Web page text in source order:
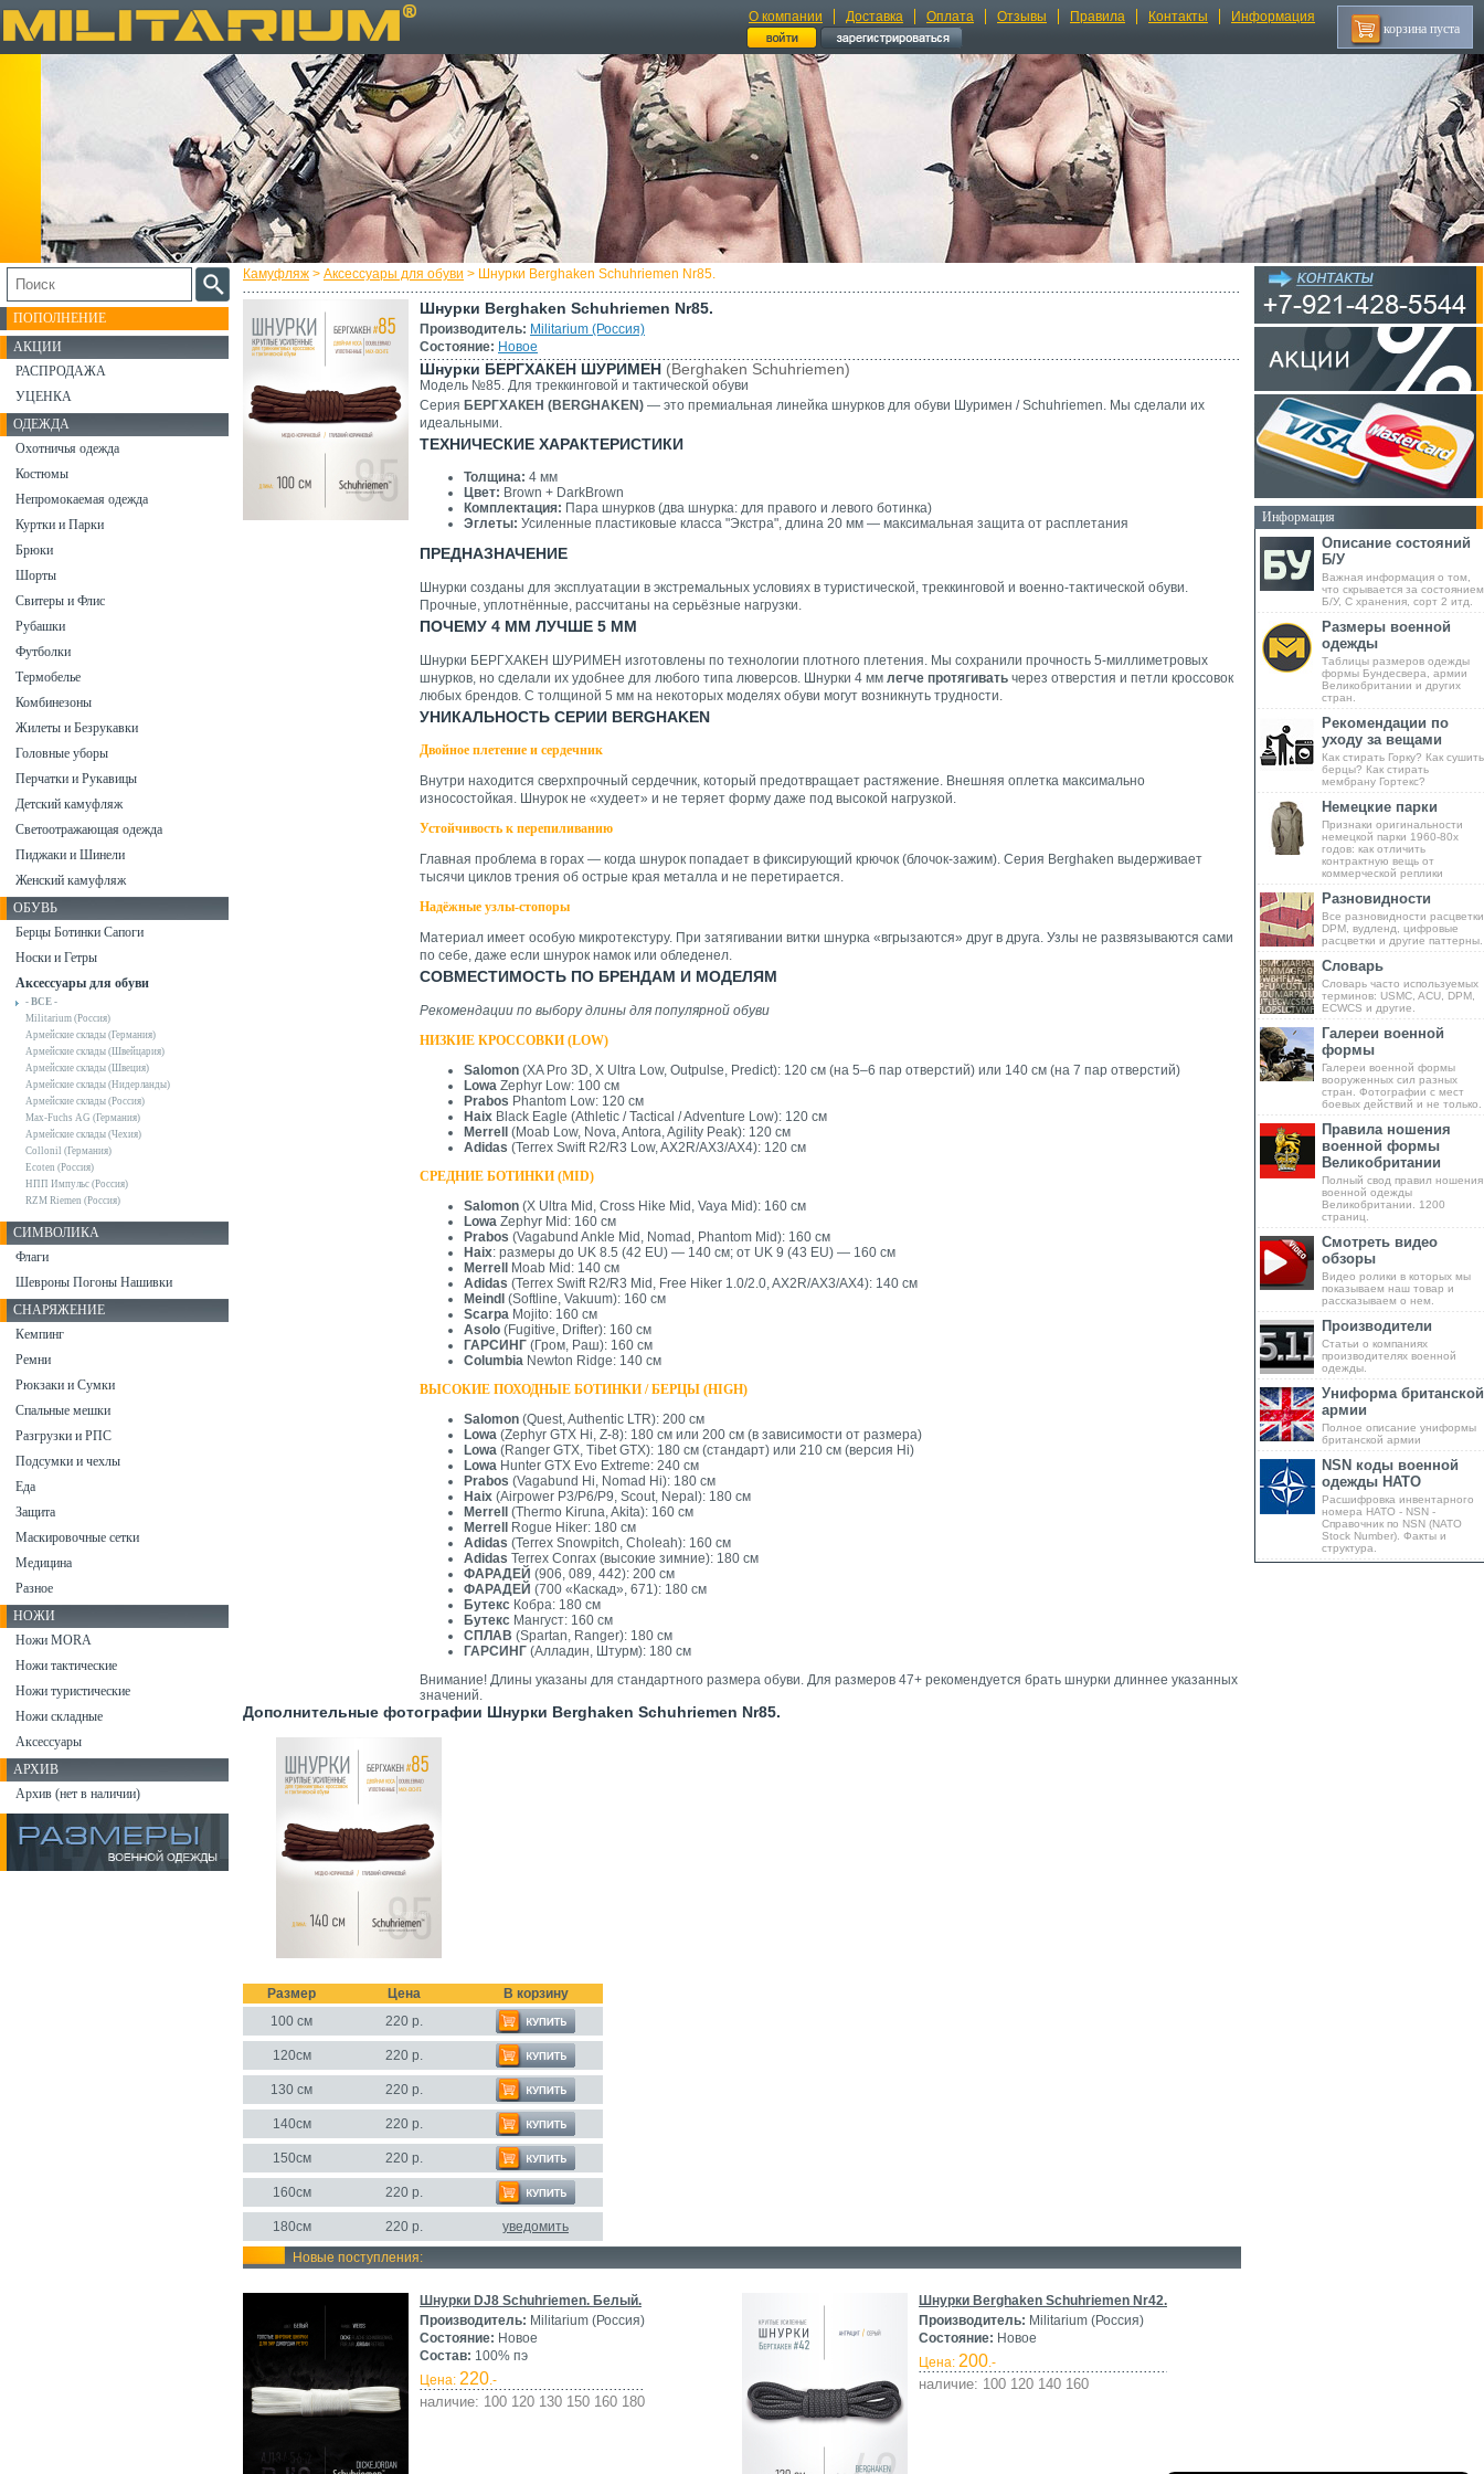
О компании Доставка Оплата Отзывы Правила Контакты Информация
корзина пуста
Камуфляж > Аксессуары для обуви > Шнурки Berghaken Schuhriemen Nr85.
Шнурки Berghaken Schuhriemen Nr85.
Производитель: Militarium (Россия)
Состояние: Новое
Шнурки БЕРГХАКЕН ШУРИМЕН (Berghaken Schuhriemen)
Модель №85. Для треккинговой и тактической обуви
Серия БЕРГХАКЕН (BERGHAKEN) — это премиальная линейка шнурков для обуви Шуримен / Schuhriemen. Мы сделали их
идеальными.
ТЕХНИЧЕСКИЕ ХАРАКТЕРИСТИКИ
Толщина: 4 мм
Цвет: Brown + DarkBrown
Комплектация: Пара шнурков (два шнурка: для правого и левого ботинка)
Эглеты: Усиленные пластиковые класса "Экстра", длина 20 мм — максимальная защита от расплетания
ПРЕДНАЗНАЧЕНИЕ
Шнурки созданы для эксплуатации в экстремальных условиях в туристической, треккинговой и военно-тактической обуви.
Прочные, уплотнённые, рассчитаны на серьёзные нагрузки.
ПОЧЕМУ 4 ММ ЛУЧШЕ 5 ММ
Шнурки БЕРГХАКЕН ШУРИМЕН изготовлены по технологии плотного плетения. Мы сохранили прочность 5-миллиметровых
шнурков, но сделали их удобнее для любого типа люверсов. Шнурки 4 мм легче протягивать через отверстия и петли кроссовок
любых брендов. С толщиной 5 мм на некоторых моделях обуви могут возникнуть трудности.
УНИКАЛЬНОСТЬ СЕРИИ BERGHAKEN
Двойное плетение и сердечник
Внутри находится сверхпрочный сердечник, который предотвращает растяжение. Внешняя оплетка максимально
износостойкая. Шнурок не «худеет» и не теряет форму даже под высокой нагрузкой.
Устойчивость к перепиливанию
Главная проблема в горах — когда шнурок попадает в фиксирующий крючок (блочок-зажим). Серия Berghaken выдерживает
тысячи циклов трения об острые края металла и не перетирается.
Надёжные узлы-стопоры
Материал имеет особую микротекстуру. При затягивании витки шнурка «вгрызаются» друг в друга. Узлы не развязываются сами
по себе, даже если шнурок намок или обледенел.
СОВМЕСТИМОСТЬ ПО БРЕНДАМ И МОДЕЛЯМ
Рекомендации по выбору длины для популярной обуви
НИЗКИЕ КРОССОВКИ (LOW)
Salomon (XA Pro 3D, X Ultra Low, Outpulse, Predict): 120 см (на 5–6 пар отверстий) или 140 см (на 7 пар отверстий)
Lowa Zephyr Low: 100 см
Prabos Phantom Low: 120 см
Haix Black Eagle (Athletic / Tactical / Adventure Low): 120 см
Merrell
(Moab Low, Nova, Antora, Agility Peak): 120 см
Adidas (Terrex Swift R2/R3 Low, AX2R/AX3/AX4): 120 см
СРЕДНИЕ БОТИНКИ (MID)
Salomon (X Ultra Mid, Cross Hike Mid, Vaya Mid): 160 см
Lowa Zephyr Mid: 160 см
Prabos (Vagabund Ankle Mid, Nomad, Phantom Mid): 160 см
Haix: размеры до UK 8.5 (42 EU) — 140 см; от UK 9 (43 EU) — 160 см
Merrell
Moab Mid: 140 см
Adidas (Terrex Swift R2/R3 Mid, Free Hiker 1.0/2.0, AX2R/AX3/AX4): 140 см
Meindl (Softline, Vakuum): 160 см
Scarpa Mojito: 160 см
Asolo (Fugitive, Drifter): 160 см
ГАРСИНГ (Гром, Раш): 160 см
Columbia Newton Ridge: 140 см
ВЫСОКИЕ ПОХОДНЫЕ БОТИНКИ / БЕРЦЫ (HIGH)
Salomon (Quest, Authentic LTR): 200 см
Lowa (Zephyr GTX Hi, Z-8): 180 см или 200 см (в зависимости от размера)
Lowa (Ranger GTX, Tibet GTX): 180 см (стандарт) или 210 см (версия Hi)
Lowa Hunter GTX Evo Extreme: 240 см
Prabos (Vagabund Hi, Nomad Hi): 180 см
Haix (Airpower P3/P6/P9, Scout, Nepal): 180 см
Merrell
(Thermo Kiruna, Akita): 160 см
Merrell
Rogue Hiker: 180 см
Adidas (Terrex Snowpitch, Choleah): 160 см
Adidas Terrex Conrax (высокие зимние): 180 см
ФАРАДЕЙ (906, 089, 442): 200 см
ФАРАДЕЙ (700 «Каскад», 671): 180 см
Бутекс Кобра: 180 см
Бутекс Мангуст: 160 см
СПЛАВ (Spartan, Ranger): 180 см
ГАРСИНГ (Алладин, Штурм): 180 см
Внимание! Длины указаны для стандартного размера обуви. Для размеров 47+ рекомендуется брать шнурки длиннее указанных
значений.
Дополнительные фотографии Шнурки Berghaken Schuhriemen Nr85.
Размер Цена
В корзину
100 см
220 р.
120см 220 р.
130 см 220 р.
140см 220 р.
150см 220 р.
160см 220 р.
180см 220 р.
уведомить
Новые поступления:
Шнурки DJ8 Schuhriemen. Белый.
Производитель: Militarium (Россия)
Состояние: Новое
Состав: 100% пэ
Цена: 220.-
наличие: 100 120 130 150 160 180
Шнурки Berghaken Schuhriemen Nr42.
Производитель: Militarium (Россия)
Состояние: Новое
Цена: 200.-
наличие: 100 120 140 160
ПОПОЛНЕНИЕ
АКЦИИ
РАСПРОДАЖА
УЦЕНКА
ОДЕЖДА
Охотничья одежда
Костюмы
Непромокаемая одежда
Куртки и Парки
Брюки
Шорты
Свитеры и Флис
Рубашки
Футболки
Термобелье
Комбинезоны
Жилеты и Безрукавки
Головные уборы
Перчатки и Рукавицы
Детский камуфляж
Светоотражающая одежда
Пиджаки и Шинели
Женский камуфляж
ОБУВЬ
Берцы Ботинки Сапоги
Носки и Гетры
Аксессуары для обуви
- ВСЕ -
Militarium (Россия)
Армейские склады (Германия)
Армейские склады (Швейцария)
Армейские склады (Швеция)
Армейские склады (Нидерланды)
Армейские склады (Россия)
Max-Fuchs AG (Германия)
Армейские склады (Чехия)
Collonil (Германия)
Ecoten (Россия)
НПП Импульс (Россия)
RZM Riemen (Россия)
СИМВОЛИКА
Флаги
Шевроны Погоны Нашивки
СНАРЯЖЕНИЕ
Кемпинг
Ремни
Рюкзаки и Сумки
Спальные мешки
Разгрузки и РПС
Подсумки и чехлы
Еда
Защита
Маскировочные сетки
Медицина
Разное
НОЖИ
Ножи MORA
Ножи тактические
Ножи туристические
Ножи складные
Аксессуары
АРХИВ
Архив (нет в наличии)
Информация
Описание состояний
Б/У
Важная информация о том,
что скрывается за состоянием
Б/У, С хранения, сорт 2 итд.
Размеры военной
одежды
Таблицы размеров одежды
формы Бундесвера, армии
Великобритании и других
стран.
Рекомендации по
уходу за вещами
Как стирать Горку? Как сушить
берцы? Как стирать
мембрану Гортекс?
Немецкие парки
Признаки оригинальности
немецкой парки 1960-80х
годов: как отличить
контрактную вещь от
коммерческой реплики
Разновидности
Все разновидности расцветки
DPM, вудленд, цифровые
расцветки и другие паттерны.
Словарь
Словарь часто используемых
терминов: USMC, ACU, DPM,
ECWCS и другие.
Галереи военной
формы
Галереи военной формы
вооруженных сил разных
стран. Фотографии с мест
боевых действий и не только.
Правила ношения
военной формы
Великобритании
Полный свод правил ношения
военной одежды
Великобритании. 1200
страниц.
Смотреть видео
обзоры
Видео ролики в которых мы
показываем наш товар и
рассказываем о нем.
Производители
Статьи о компаниях
производителях военной
одежды.
Униформа британской
армии
Полное описание униформы
британской армии
NSN коды военной
одежды НАТО
Расшифровка инвентарного
номера НАТО - NSN -
Справочник по NSN (NATO
Stock Number). Факты и
структура.